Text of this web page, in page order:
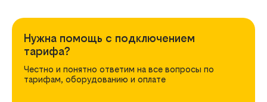
Нужна помощь с подключением
тарифа?
Честно и понятно ответим на все вопросы по
тарифам, оборудованию и оплате